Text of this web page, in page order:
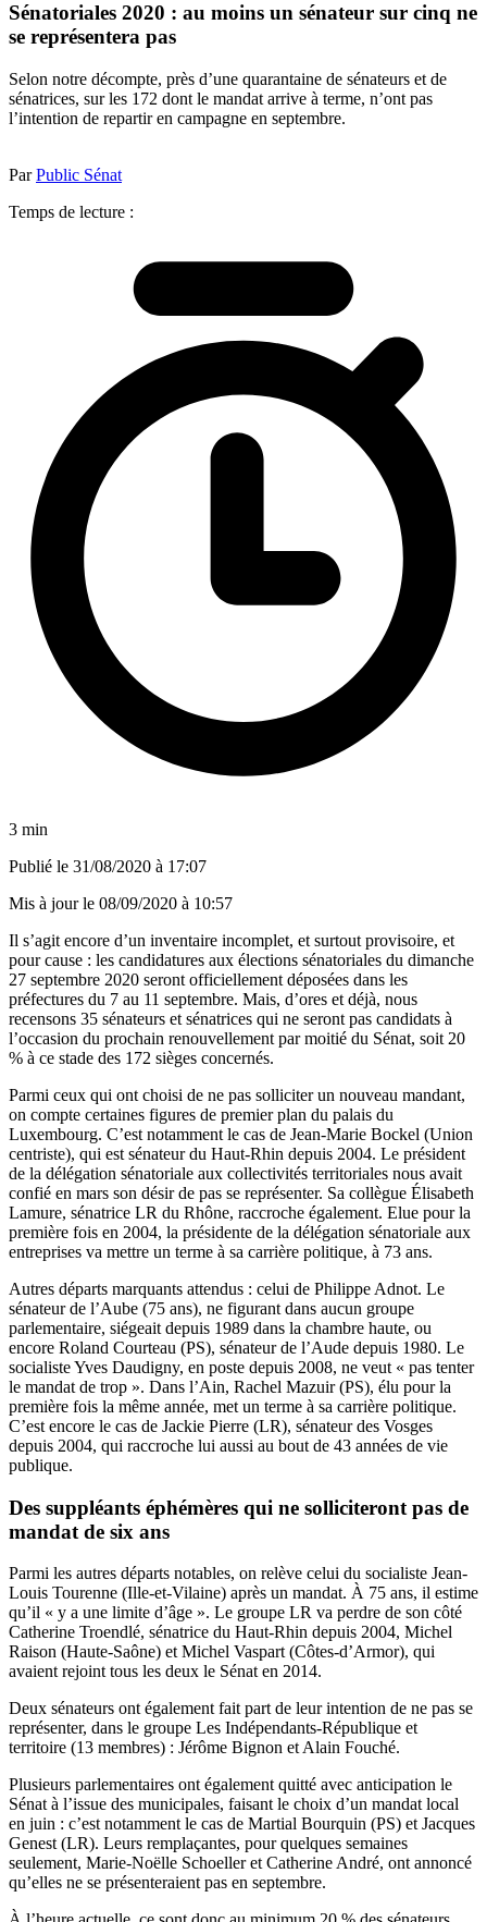
Sénatoriales 2020 : au moins un sénateur sur cinq ne
se représentera pas
Selon notre décompte, près d’une quarantaine de sénateurs et de
sénatrices, sur les 172 dont le mandat arrive à terme, n’ont pas
l’intention de repartir en campagne en septembre.
ParPublic Sénat
Temps de lecture :
3 min
Publié le 31/08/2020 à 17:07
Mis à jour le 08/09/2020 à 10:57
Il s’agit encore d’un inventaire incomplet, et surtout provisoire, et
pour cause : les candidatures aux élections sénatoriales du dimanche
27 septembre 2020 seront officiellement déposées dans les
préfectures du 7 au 11 septembre. Mais, d’ores et déjà, nous
recensons 35 sénateurs et sénatrices qui ne seront pas candidats à
l’occasion du prochain renouvellement par moitié du Sénat, soit 20
% à ce stade des 172 sièges concernés.
Parmi ceux qui ont choisi de ne pas solliciter un nouveau mandant,
on compte certaines figures de premier plan du palais du
Luxembourg. C’est notamment le cas de Jean-Marie Bockel (Union
centriste), qui est sénateur du Haut-Rhin depuis 2004. Le président
de la délégation sénatoriale aux collectivités territoriales nous avait
confié en mars son désir de pas se représenter. Sa collègue Élisabeth
Lamure, sénatrice LR du Rhône, raccroche également. Elue pour la
première fois en 2004, la présidente de la délégation sénatoriale aux
entreprises va mettre un terme à sa carrière politique, à 73 ans.
Autres départs marquants attendus : celui de Philippe Adnot. Le
sénateur de l’Aube (75 ans), ne figurant dans aucun groupe
parlementaire, siégeait depuis 1989 dans la chambre haute, ou
encore Roland Courteau (PS), sénateur de l’Aude depuis 1980. Le
socialiste Yves Daudigny, en poste depuis 2008, ne veut « pas tenter
le mandat de trop ». Dans l’Ain, Rachel Mazuir (PS), élu pour la
première fois la même année, met un terme à sa carrière politique.
C’est encore le cas de Jackie Pierre (LR), sénateur des Vosges
depuis 2004, qui raccroche lui aussi au bout de 43 années de vie
publique.
Des suppléants éphémères qui ne solliciteront pas de
mandat de six ans
Parmi les autres départs notables, on relève celui du socialiste Jean-
Louis Tourenne (Ille-et-Vilaine) après un mandat. À 75 ans, il estime
qu’il « y a une limite d’âge ». Le groupe LR va perdre de son côté
Catherine Troendlé, sénatrice du Haut-Rhin depuis 2004, Michel
Raison (Haute-Saône) et Michel Vaspart (Côtes-d’Armor), qui
avaient rejoint tous les deux le Sénat en 2014.
Deux sénateurs ont également fait part de leur intention de ne pas se
représenter, dans le groupe Les Indépendants-République et
territoire (13 membres) : Jérôme Bignon et Alain Fouché.
Plusieurs parlementaires ont également quitté avec anticipation le
Sénat à l’issue des municipales, faisant le choix d’un mandat local
en juin : c’est notamment le cas de Martial Bourquin (PS) et Jacques
Genest (LR). Leurs remplaçantes, pour quelques semaines
seulement, Marie-Noëlle Schoeller et Catherine André, ont annoncé
qu’elles ne se présenteraient pas en septembre.